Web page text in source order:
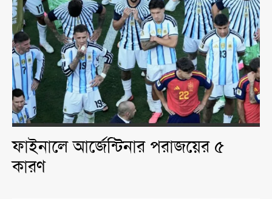
ফাইনালে আর্জেন্টিনার পরাজয়ের ৫
কারণ